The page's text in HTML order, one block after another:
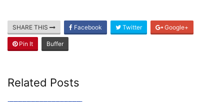
SHARE THIS Facebook Twitter Google+
Pin It Buffer
Related Posts